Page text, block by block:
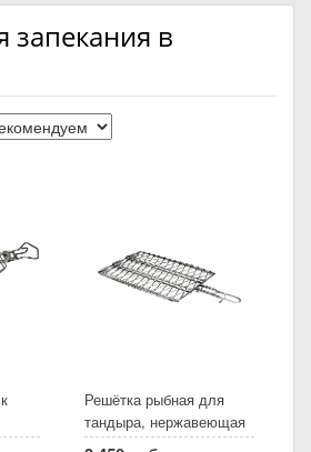
запекания в
Решётка рыбная для
тандыра, нержавеющая
сталь (500х230 мм)